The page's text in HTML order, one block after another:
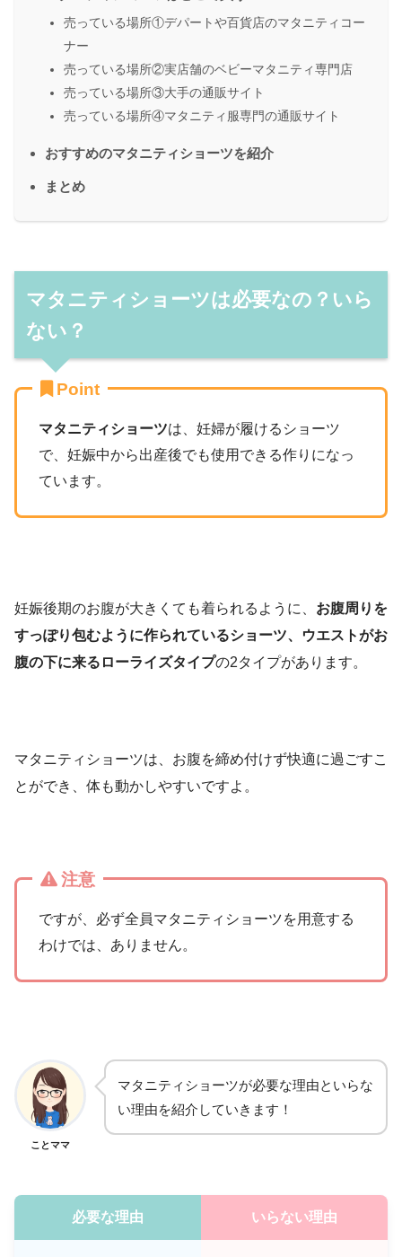
売っている場所①デパートや百貨店のマタニティコー
ナー
売っている場所②実店舗のベビーマタニティ専門店
売っている場所③大手の通販サイト
売っている場所④マタニティ服専門の通販サイト
おすすめのマタニティショーツを紹介
まとめ
マタニティショーツは必要なの？いら
ない？
Point
マタニティショーツは、妊婦が履けるショーツ
で、妊娠中から出産後でも使用できる作りになっ
ています。
妊娠後期のお腹が大きくても着られるように、 お腹周りを
すっぽり包むように作られているショーツ、ウエストがお
腹の下に来るローライズタイプの2タイプがあります。
マタニティショーツは、お腹を締め付けず快適に過ごすこ
とができ、体も動かしやすいですよ。
注意
ですが、必ず全員マタニティショーツを用意する
わけでは、ありません。
ことママ
マタニティショーツが必要な理由といらな
い理由を紹介していきます！
必要な理由 いらない理由